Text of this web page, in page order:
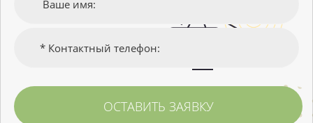
ОСТАВИТЬ ЗАЯВКУ